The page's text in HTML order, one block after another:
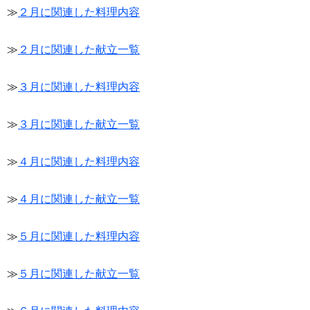
≫ ２月に関連した料理内容
≫ ２月に関連した献立一覧
≫ ３月に関連した料理内容
≫ ３月に関連した献立一覧
≫ ４月に関連した料理内容
≫ ４月に関連した献立一覧
≫ ５月に関連した料理内容
≫ ５月に関連した献立一覧